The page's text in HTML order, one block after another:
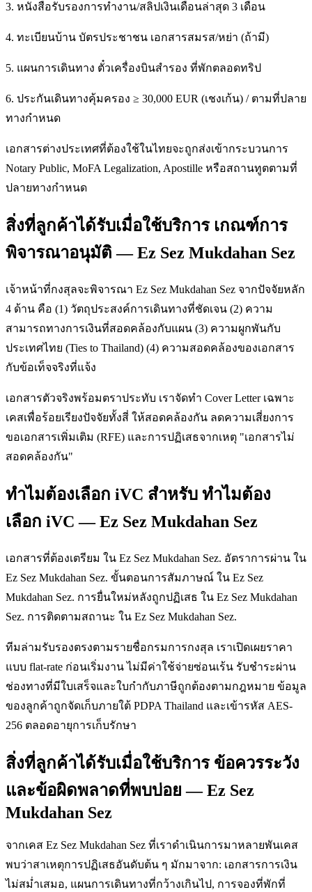
3. หนังสือรับรองการทำงาน/สลิปเงินเดือนล่าสุด 3 เดือน
4. ทะเบียนบ้าน บัตรประชาชน เอกสารสมรส/หย่า (ถ้ามี)
5. แผนการเดินทาง ตั๋วเครื่องบินสำรอง ที่พักตลอดทริป
6. ประกันเดินทางคุ้มครอง ≥ 30,000 EUR (เชงเก้น) / ตามที่ปลาย
ทางกำหนด
เอกสารต่างประเทศที่ต้องใช้ในไทยจะถูกส่งเข้ากระบวนการ
Notary Public, MoFA Legalization, Apostille หรือสถานทูตตามที่
ปลายทางกำหนด
สิ่งที่ลูกค้าได้รับเมื่อใช้บริการ เกณฑ์การ
พิจารณาอนุมัติ — Ez Sez Mukdahan Sez
เจ้าหน้าที่กงสุลจะพิจารณา Ez Sez Mukdahan Sez จากปัจจัยหลัก
4 ด้าน คือ (1) วัตถุประสงค์การเดินทางที่ชัดเจน (2) ความ
สามารถทางการเงินที่สอดคล้องกับแผน (3) ความผูกพันกับ
ประเทศไทย (Ties to Thailand) (4) ความสอดคล้องของเอกสาร
กับข้อเท็จจริงที่แจ้ง
เอกสารตัวจริงพร้อมตราประทับ เราจัดทำ Cover Letter เฉพาะ
เคสเพื่อร้อยเรียงปัจจัยทั้งสี่ ให้สอดคล้องกัน ลดความเสี่ยงการ
ขอเอกสารเพิ่มเติม (RFE) และการปฏิเสธจากเหตุ "เอกสารไม่
สอดคล้องกัน"
ทำไมต้องเลือก iVC สำหรับ ทำไมต้อง
เลือก iVC — Ez Sez Mukdahan Sez
เอกสารที่ต้องเตรียม ใน Ez Sez Mukdahan Sez. อัตราการผ่าน ใน
Ez Sez Mukdahan Sez. ขั้นตอนการสัมภาษณ์ ใน Ez Sez
Mukdahan Sez. การยื่นใหม่หลังถูกปฏิเสธ ใน Ez Sez Mukdahan
Sez. การติดตามสถานะ ใน Ez Sez Mukdahan Sez.
ทีมล่ามรับรองตรงตามรายชื่อกรมการกงสุล เราเปิดเผยราคา
แบบ flat-rate ก่อนเริ่มงาน ไม่มีค่าใช้จ่ายซ่อนเร้น รับชำระผ่าน
ช่องทางที่มีใบเสร็จและใบกำกับภาษีถูกต้องตามกฎหมาย ข้อมูล
ของลูกค้าถูกจัดเก็บภายใต้ PDPA Thailand และเข้ารหัส AES-
256 ตลอดอายุการเก็บรักษา
สิ่งที่ลูกค้าได้รับเมื่อใช้บริการ ข้อควรระวัง
และข้อผิดพลาดที่พบบ่อย — Ez Sez
Mukdahan Sez
จากเคส Ez Sez Mukdahan Sez ที่เราดำเนินการมาหลายพันเคส
พบว่าสาเหตุการปฏิเสธอันดับต้น ๆ มักมาจาก: เอกสารการเงิน
ไม่สม่ำเสมอ, แผนการเดินทางที่กว้างเกินไป, การจองที่พักที่